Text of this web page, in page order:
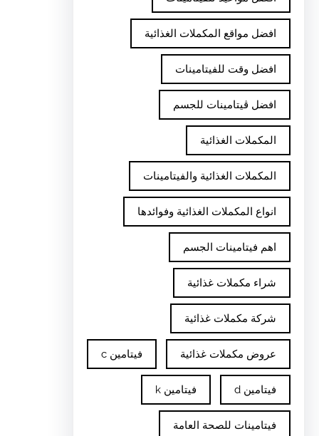
افضل مواقع المكملات الغذائية
افضل وقت للفيتامينات
افضل ڤيتامينات للجسم
المكملات الغذائية
المكملات الغذائية والفيتامينات
انواع المكملات الغذائية وفوائدها
اهم فيتامينات الجسم
شراء مكملات غذائية
شركة مكملات غذائية
عروض مكملات غذائية فيتامين c
فيتامين d فيتامين k
فيتامينات للصحة العامة